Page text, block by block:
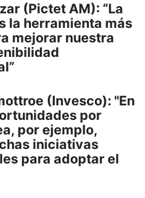
(Pictet AM): “La
la herramienta más
mejorar nuestra
(Invesco): "En
por
por ejemplo,
iniciativas
para adoptar el